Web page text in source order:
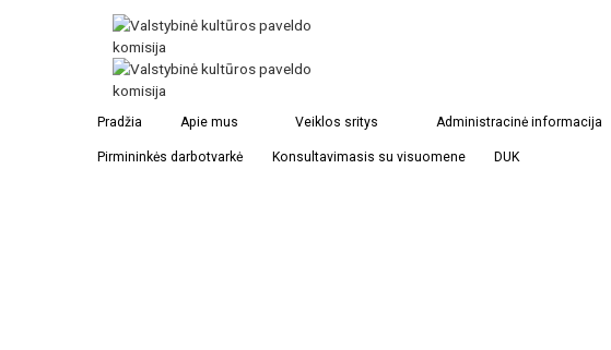
Pradžia Apie mus Veiklos sritys Administracinė informacija
Pirmininkės darbotvarkė Konsultavimasis su visuomene DUK